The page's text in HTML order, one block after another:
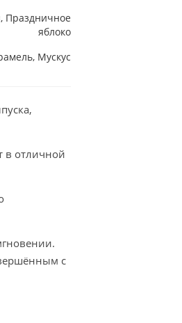
Праздничное
яблоко
Мускус
в отличной
с